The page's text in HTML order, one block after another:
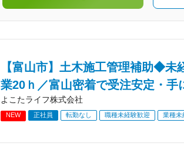
【富山市】土木施工管理補助◆未
業20ｈ／富山密着で受注安定・手
よこたライフ株式会社
NEW 正社員 転勤なし 職種未経験歓迎 業種未